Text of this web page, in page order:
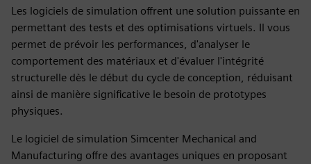
Les logiciels de simulation offrent une solution puissante en
permettant des tests et des optimisations virtuels. Il vous
permet de prévoir les performances, d'analyser le
comportement des matériaux et d'évaluer l'intégrité
structurelle dès le début du cycle de conception, réduisant
ainsi de manière significative le besoin de prototypes
physiques.
Le logiciel de simulation Simcenter Mechanical and
Manufacturing offre des avantages uniques en proposant